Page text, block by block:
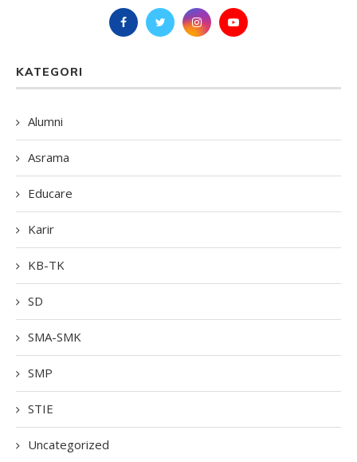
KATEGORI
Alumni
Asrama
Educare
Karir
KB-TK
SD
SMA-SMK
SMP
STIE
Uncategorized